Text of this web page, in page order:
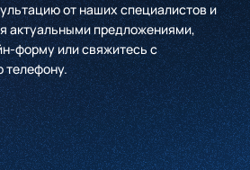
от наших специалистов и
актуальными предложениями,
форму или свяжитесь с
телефону.